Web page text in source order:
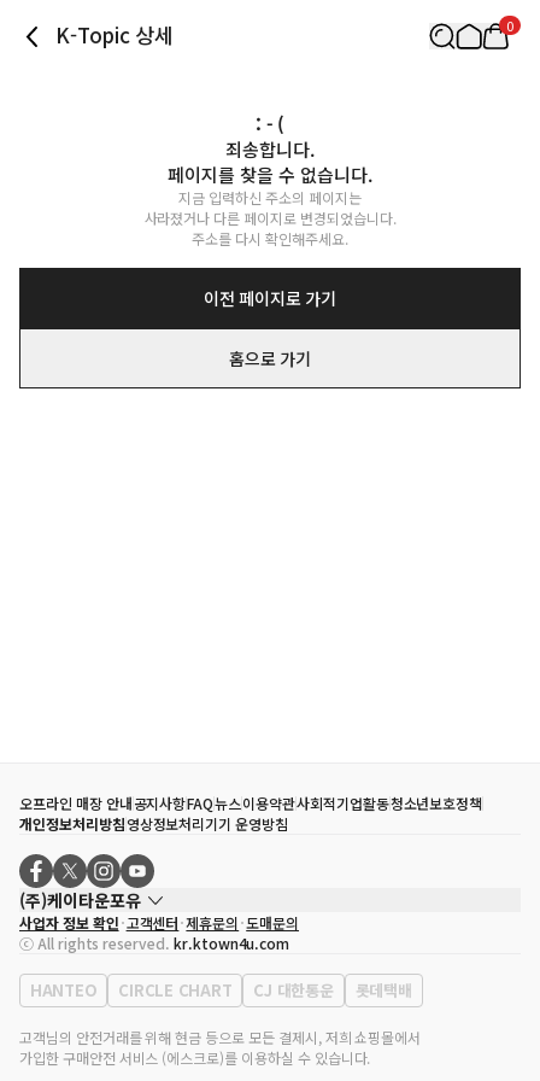
K-Topic 상세 0
: - (
죄송합니다.
페이지를 찾을 수 없습니다.
지금 입력하신 주소의 페이지는
사라졌거나 다른 페이지로 변경되었습니다.
주소를 다시 확인해주세요.
이전 페이지로 가기
홈으로 가기
오프라인 매장 안내공지사항FAQ뉴스이용약관사회적기업활동청소년보호정책
개인정보처리방침영상정보처리기기 운영방침
(주)케이타운포유
대표자
송효민
사업자등록번호
120-87-71116
통신판매업 신고번호 제2011-서울강남-02223
대표전화
02-552-9855
사업자 정보 확인 고객센터 제휴문의 도매문의
ⓒ All rights reserved. kr.ktown4u.com
HANTEO CIRCLE CHART CJ 대한통운 롯데택배
고객님의 안전거래를 위해 현금 등으로 모든 결제시, 저희 쇼핑몰에서
가입한 구매안전 서비스 (에스크로)를 이용하실 수 있습니다.